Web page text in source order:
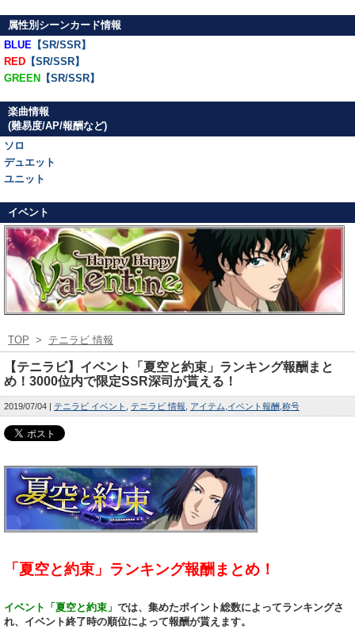
属性別シーンカード情報
BLUE 【SR/SSR】
RED 【SR/SSR】
GREEN 【SR/SSR】
楽曲情報
(難易度/AP/報酬など)
ソロ
デュエット
ユニット
イベント
TOP > テニラビ 情報
【テニラビ】イベント「夏空と約束」ランキング報酬まと
め！3000位内で限定SSR深司が貰える！
2019/07/04 テニラビ イベント テニラビ 情報 アイテム イベント報酬 称号
「夏空と約束」ランキング報酬まとめ！
イベント「夏空と約束」 では、集めたポイント総数によってランキングさ
れ、イベント終了時の順位によって報酬が貰えます。